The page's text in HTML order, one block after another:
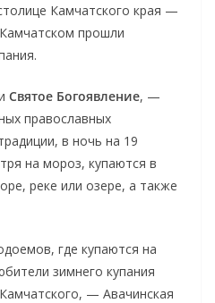
Камчатского края —
прошли
Святое Богоявление, —
православных
в ночь на 19
на мороз, купаются в
реке или озере, а также
где купаются на
зимнего купания
— Авачинская